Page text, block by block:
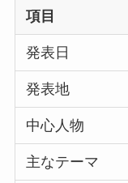
項目
発表日
発表地
中心人物
主なテーマ